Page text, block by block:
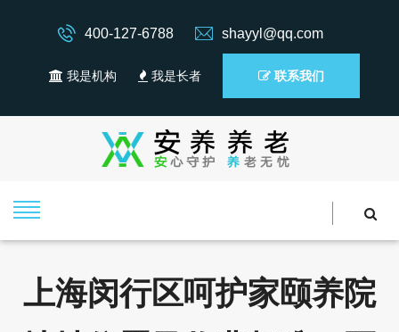
400-127-6788 shayyl@qq.com
我是机构 我是长者 联系我们
上海闵行区呵护家颐养院